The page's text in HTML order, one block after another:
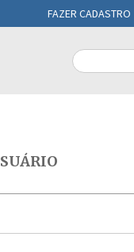
FAZER CADASTRO